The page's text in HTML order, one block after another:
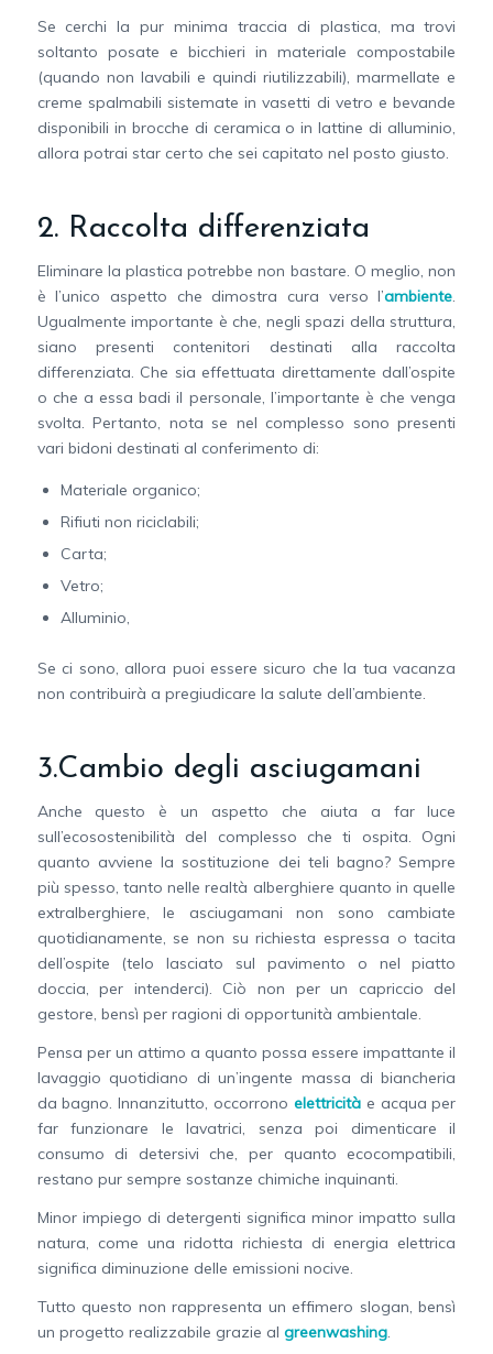
Se cerchi la pur minima traccia di plastica, ma trovi
soltanto posate e bicchieri in materiale compostabile
(quando non lavabili e quindi riutilizzabili), marmellate e
creme spalmabili sistemate in vasetti di vetro e bevande
disponibili in brocche di ceramica o in lattine di alluminio,
allora potrai star certo che sei capitato nel posto giusto.
2. Raccolta differenziata
Eliminare la plastica potrebbe non bastare. O meglio, non
è l’unico aspetto che dimostra cura verso l’ambiente.
Ugualmente importante è che, negli spazi della struttura,
siano presenti contenitori destinati alla raccolta
differenziata. Che sia effettuata direttamente dall’ospite
o che a essa badi il personale, l’importante è che venga
svolta. Pertanto, nota se nel complesso sono presenti
vari bidoni destinati al conferimento di:
Materiale organico;
Rifiuti non riciclabili;
Carta;
Vetro;
Alluminio,
Se ci sono, allora puoi essere sicuro che la tua vacanza
non contribuirà a pregiudicare la salute dell’ambiente.
3.Cambio degli asciugamani
Anche questo è un aspetto che aiuta a far luce
sull’ecosostenibilità del complesso che ti ospita. Ogni
quanto avviene la sostituzione dei teli bagno? Sempre
più spesso, tanto nelle realtà alberghiere quanto in quelle
extralberghiere, le asciugamani non sono cambiate
quotidianamente, se non su richiesta espressa o tacita
dell’ospite (telo lasciato sul pavimento o nel piatto
doccia, per intenderci). Ciò non per un capriccio del
gestore, bensì per ragioni di opportunità ambientale.
Pensa per un attimo a quanto possa essere impattante il
lavaggio quotidiano di un’ingente massa di biancheria
da bagno. Innanzitutto, occorrono elettricitàe acqua per
far funzionare le lavatrici, senza poi dimenticare il
consumo di detersivi che, per quanto ecocompatibili,
restano pur sempre sostanze chimiche inquinanti.
Minor impiego di detergenti significa minor impatto sulla
natura, come una ridotta richiesta di energia elettrica
significa diminuzione delle emissioni nocive.
Tutto questo non rappresenta un effimero slogan, bensì
un progetto realizzabile grazie al greenwashing.